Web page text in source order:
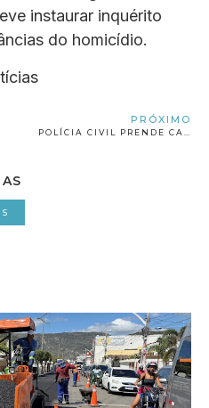
instaurar inquérito
do homicídio.
PRÓXIMO